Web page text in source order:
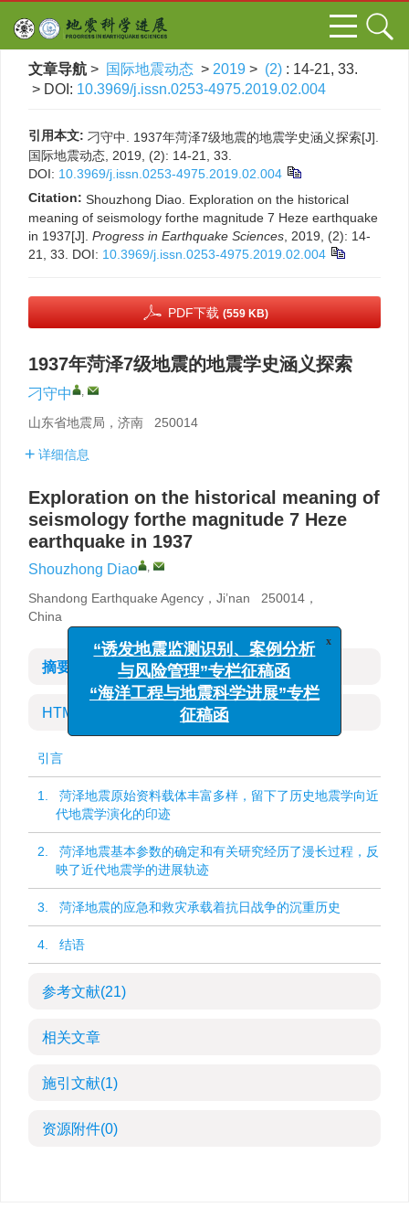
文章导航 > 国际地震动态 > 2019 > (2) : 14-21, 33.
> DOI: 10.3969/j.issn.0253-4975.2019.02.004
引用本文: 刁守中. 1937年菏泽7级地震的地震学史涵义探索[J].
国际地震动态, 2019, (2): 14-21, 33.
DOI: 10.3969/j.issn.0253-4975.2019.02.004
Citation: Shouzhong Diao. Exploration on the historical
meaning of seismology forthe magnitude 7 Heze earthquake
in 1937[J]. Progress in Earthquake Sciences , 2019, (2): 14-
21, 33. DOI: 10.3969/j.issn.0253-4975.2019.02.004
PDF下载 (559 KB)
1937年菏泽7级地震的地震学史涵义探索
刁守中 ,
山东省地震局，济南 250014
详细信息
Exploration on the historical meaning of
seismology forthe magnitude 7 Heze
earthquake in 1937
Shouzhong Diao ,
Shandong Earthquake Agency，Ji’nan 250014，
China
摘要
HTML全文
引言
1. 菏泽地震原始资料载体丰富多样，留下了历史地震学向近
代地震学演化的印迹
2. 菏泽地震基本参数的确定和有关研究经历了漫长过程，反
映了近代地震学的进展轨迹
3. 菏泽地震的应急和救灾承载着抗日战争的沉重历史
4. 结语
参考文献(21)
相关文章
施引文献(1)
资源附件(0)
x
“诱发地震监测识别、案例分析
与风险管理”专栏征稿函
“海洋工程与地震科学进展”专栏
征稿函